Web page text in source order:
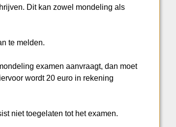
Dit kan zowel mondeling als
te melden.
examen aanvraagt, dan moet
wordt 20 euro in rekening
niet toegelaten tot het examen.